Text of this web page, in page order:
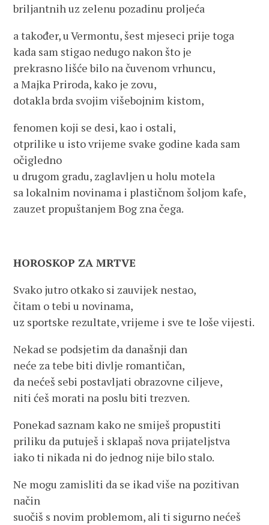
briljantnih uz zelenu pozadinu proljeća
a također, u Vermontu, šest mjeseci prije toga
kada sam stigao nedugo nakon što je
prekrasno lišće bilo na čuvenom vrhuncu,
a Majka Priroda, kako je zovu,
dotakla brda svojim višebojnim kistom,
fenomen koji se desi, kao i ostali,
otprilike u isto vrijeme svake godine kada sam
očigledno
u drugom gradu, zaglavljen u holu motela
sa lokalnim novinama i plastičnom šoljom kafe,
zauzet propuštanjem Bog zna čega.
HOROSKOP ZA MRTVE
Svako jutro otkako si zauvijek nestao,
čitam o tebi u novinama,
uz sportske rezultate, vrijeme i sve te loše vijesti.
Nekad se podsjetim da današnji dan
neće za tebe biti divlje romantičan,
da nećeš sebi postavljati obrazovne ciljeve,
niti ćeš morati na poslu biti trezven.
Ponekad saznam kako ne smiješ propustiti
priliku da putuješ i sklapaš nova prijateljstva
iako ti nikada ni do jednog nije bilo stalo.
Ne mogu zamisliti da se ikad više na pozitivan
način
suočiš s novim problemom, ali ti sigurno nećeš